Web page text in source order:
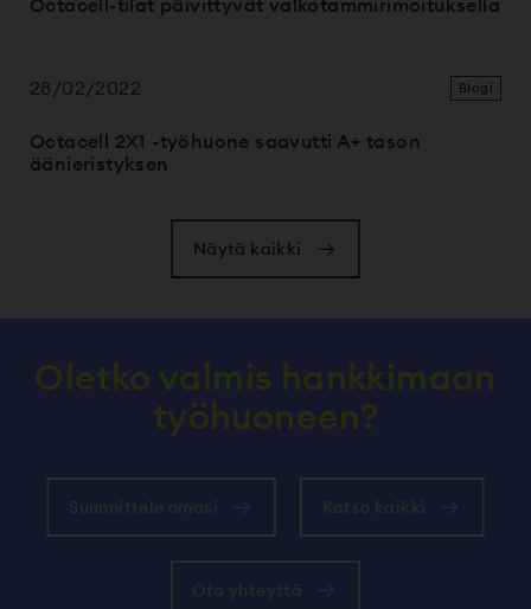
28/02/2022 Blogi
Octacell 2X1 -työhuone saavutti A+ tason
äänieristyksen
Näytä kaikki
Oletko valmis hankkimaan
työhuoneen?